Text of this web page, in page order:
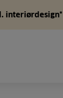
interiørdesign*